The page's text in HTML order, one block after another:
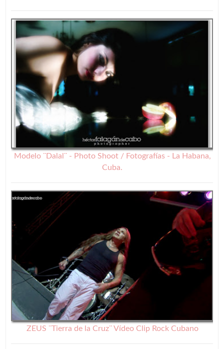
Modelo ¨Dalal¨ - Photo Shoot / Fotografías - La Habana,
Cuba.
ZEUS ¨Tierra de la Cruz¨ Vídeo Clip Rock Cubano